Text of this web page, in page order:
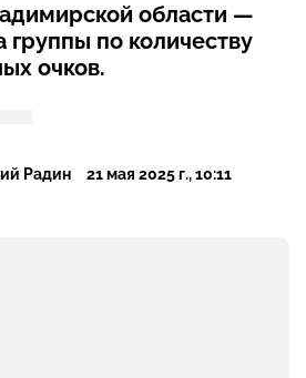
области —
по количеству
очков.
Радин 21 мая 2025 г., 10:11